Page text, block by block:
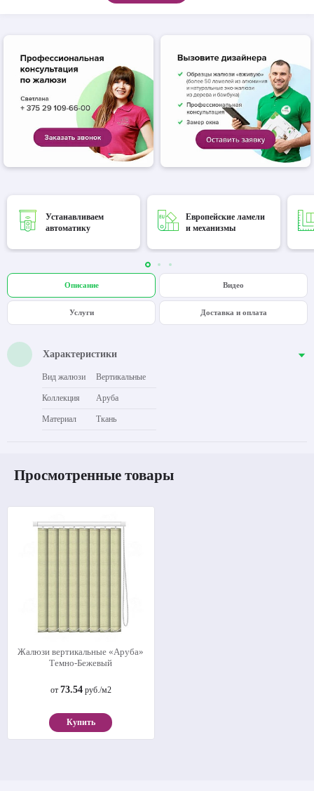
Устанавливаем
автоматику
Европейские ламели
и механизмы
Описание Видео
Услуги Доставка и оплата
Характеристики
Вид жалюзи Вертикальные
Коллекция Аруба
Материал Ткань
Просмотренные товары
Жалюзи вертикальные «Аруба»
Темно-Бежевый
от 73.54руб./м2
Купить